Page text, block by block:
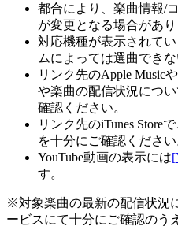
都合により、楽曲情報/
が変更となる場合があり
対応機種が表示されて
ムによっては選曲でき
リンク先のApple Music
や楽曲の配信状況につ
確認ください。
リンク先のiTunes Store
を十分にご確認ください
YouTube動画の表示には
す。
※対象楽曲の最新の配信状況
ービスにて十分にご確認のう